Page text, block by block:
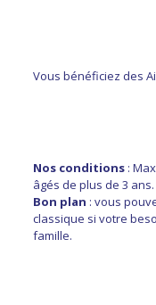
Vous bénéficiez des
Nos conditions:
âgés de plus de 3 ans.
Bon plan : vous
classique si votre
famille.